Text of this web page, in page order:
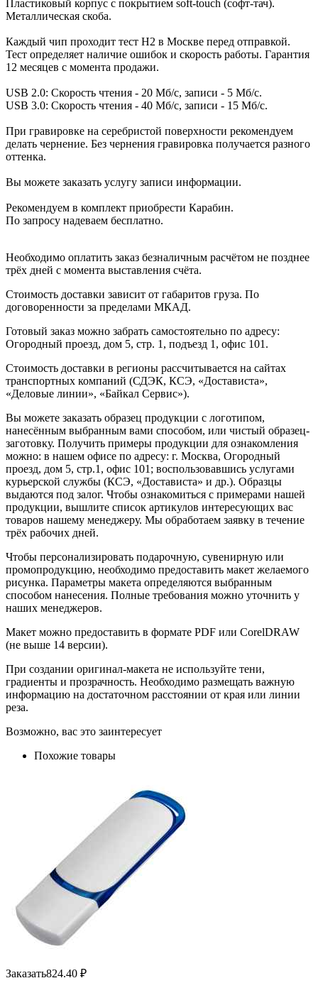
Пластиковый корпус с покрытием soft-touch (софт-тач).
Металлическая скоба.
Каждый чип проходит тест H2 в Москве перед отправкой.
Тест определяет наличие ошибок и скорость работы. Гарантия
12 месяцев с момента продажи.
USB 2.0: Скорость чтения - 20 Мб/с, записи - 5 Мб/с.
USB 3.0: Скорость чтения - 40 Мб/с, записи - 15 Мб/с.
При гравировке на серебристой поверхности рекомендуем
делать чернение. Без чернения гравировка получается разного
оттенка.
Вы можете заказать услугу записи информации.
Рекомендуем в комплект приобрести Карабин.
По запросу надеваем бесплатно.
Необходимо оплатить заказ безналичным расчётом не позднее
трёх дней с момента выставления счёта.
Стоимость доставки зависит от габаритов груза. По
договоренности за пределами МКАД.
Готовый заказ можно забрать самостоятельно по адресу:
Огородный проезд, дом 5, стр. 1, подъезд 1, офис 101.
Стоимость доставки в регионы рассчитывается на сайтах
транспортных компаний (СДЭК, КСЭ, «Достависта»,
«Деловые линии», «Байкал Сервис»).
Вы можете заказать образец продукции с логотипом,
нанесённым выбранным вами способом, или чистый образец-
заготовку. Получить примеры продукции для ознакомления
можно: в нашем офисе по адресу: г. Москва, Огородный
проезд, дом 5, стр.1, офис 101; воспользовавшись услугами
курьерской службы (КСЭ, «Достависта» и др.). Образцы
выдаются под залог. Чтобы ознакомиться с примерами нашей
продукции, вышлите список артикулов интересующих вас
товаров нашему менеджеру. Мы обработаем заявку в течение
трёх рабочих дней.
Чтобы персонализировать подарочную, сувенирную или
промопродукцию, необходимо предоставить макет желаемого
рисунка. Параметры макета определяются выбранным
способом нанесения. Полные требования можно уточнить у
наших менеджеров.
Макет можно предоставить в формате PDF или CorelDRAW
(не выше 14 версии).
При создании оригинал-макета не используйте тени,
градиенты и прозрачность. Необходимо размещать важную
информацию на достаточном расстоянии от края или линии
реза.
Возможно, вас это заинтересует
Похожие товары
Заказать824.40 ₽